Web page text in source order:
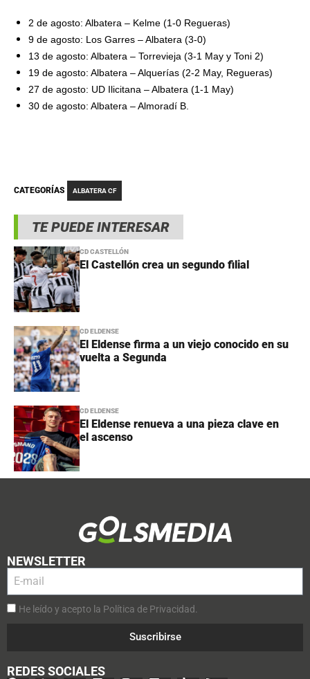
TE PUEDE INTERESAR
CD CASTELLÓN
El Castellón crea un segundo filial
CD ELDENSE
El Eldense firma a un viejo conocido en su
vuelta a Segunda
CD ELDENSE
El Eldense renueva a una pieza clave en
el ascenso
2 de agosto: Albatera – Kelme (1-0 Regueras)
9 de agosto: Los Garres – Albatera (3-0)
13 de agosto: Albatera – Torrevieja (3-1 May y Toni 2)
19 de agosto: Albatera – Alquerías (2-2 May, Regueras)
27 de agosto: UD Ilicitana – Albatera (1-1 May)
30 de agosto: Albatera – Almoradí B.
CATEGORÍAS ALBATERA CF
NEWSLETTER
He leído y acepto la Política de Privacidad.
Suscribirse
REDES SOCIALES